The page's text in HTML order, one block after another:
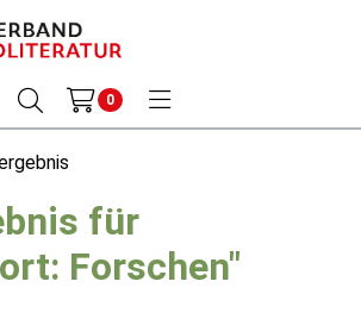
0
für
Forschen"